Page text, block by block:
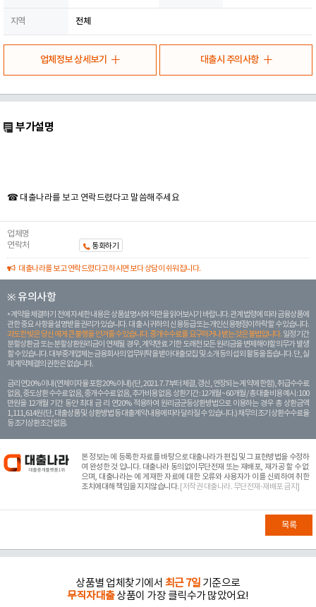
지역 전체
업체정보 상세보기 대출시 주의사항
부가설명
☎ 대출나라를 보고 연락드렸다고 말씀해주세요
업체명
연락처
통화하기
대출나라를 보고 연락드렸다고 하시면 보다 상담이 쉬워집니다.
※ 유의사항
계약을 체결하기 전에 자세한 내용은 상품설명서와 약관을 읽어보시기 바랍니다. 관계 법령에 따라 금융상품에
관한 중요 사항을 설명받을 권리가 있습니다. 대 출 시 귀하의 신용등급 또는 개인신용평점이 하락할 수 있습니다.
과도한 빚은 당신 에게 큰 불행을 안겨줄 수 있습니다. 중개수수료를 요구하거나 받는 것은 불법입니다. 일정 기간
분할상환금 또는 분할상환원리금이 연체될 경우, 계약만료 기한 도래전 모든 원리금을 변제해야할 의무가 발생
할 수 있습니다. 대부중개업체는 금융회사의 업무위탁을 받아 대출모집 및 소개 등의 섭외 활동을 돕습니다. 단, 실
제 계약체결의 권한은 없습니다.
금리 연20% 이내 (연체이자율 포함 20% 이내) (단, 2021. 7. 7부터 체결, 갱신, 연장되는 계 약에 한함), 취급수수료
없음, 중도상환 수수료 없음, 중개수수료 없음, 추가비용 없음. 상환기간 : 12개월 ~ 60개월 / 총 대출 비용 예시 : 100
만원을 12개월 기간 동안 최대 금 리 연20% 적용하여 원리금균등상환방법으로 이용하는 경우 총 상환금액
1,111,614원 (단, 대출상품 및 상환방법 등 대출계약 내용에 따라 달라질 수 있습니다.) 채무의 조기 상환수수료율
등 조기상환조건 없음.
본 정보는에 등록한 자료를 바탕으로 대출나라가 편집 및 그 표현방법을 수정하
여 완성한 것 입니다. 대출나라 동의없이무단전재 또는 재배포, 재가공 할 수 없
으며, 대출나라는 에 게재한 자료에 대한 오류와 사용자가 이를 신뢰하여 취한
조치에대해 책임을 지지않습니다. [저작권 대출나라. 무단전재-재배포 금지]
목록
상품별 업체찾기에서 최근 7일 기준으로
무직자대출상품이 가장 클릭수가 많았어요!